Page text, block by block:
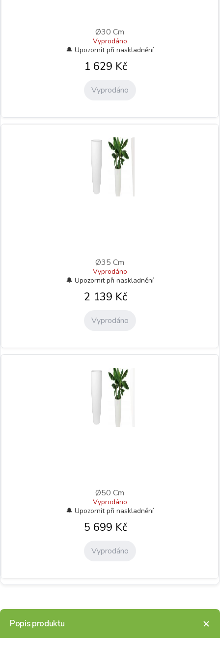
Ø30 Cm
Vyprodáno
1 629 Kč
Vyprodáno
Ø35 Cm
Vyprodáno
2 139 Kč
Vyprodáno
Ø50 Cm
Vyprodáno
5 699 Kč
Vyprodáno
Popis produktu